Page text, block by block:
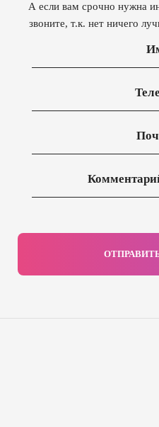
А если вам срочно нужна
звоните, т.к. нет ничего